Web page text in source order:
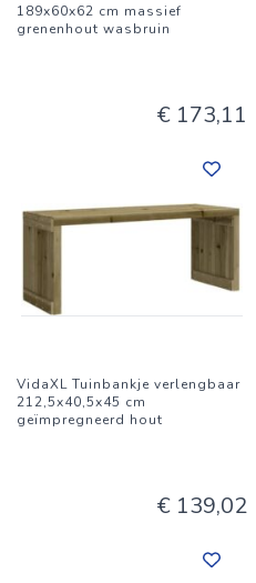
189x60x62 cm massief
grenenhout wasbruin
€ 173,11
VidaXL Tuinbankje verlengbaar
212,5x40,5x45 cm
geïmpregneerd hout
€ 139,02